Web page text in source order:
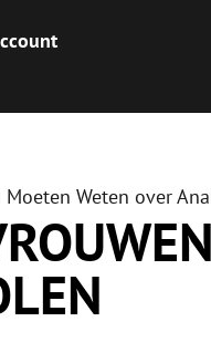
Weten over